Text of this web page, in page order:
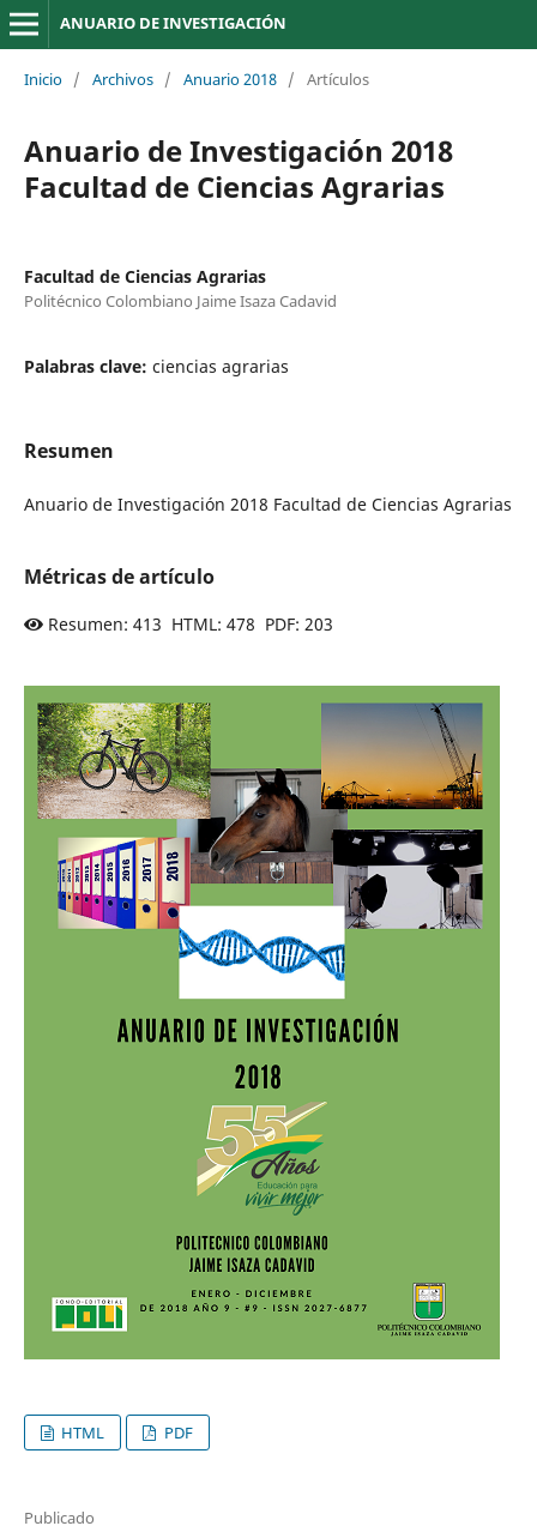
ANUARIO DE INVESTIGACIÓN
Inicio / Archivos / Anuario 2018 / Artículos
Anuario de Investigación 2018
Facultad de Ciencias Agrarias
Facultad de Ciencias Agrarias
Politécnico Colombiano Jaime Isaza Cadavid
Palabras clave: ciencias agrarias
Resumen
Anuario de Investigación 2018 Facultad de Ciencias Agrarias
Métricas de artículo
Resumen: 413 HTML: 478 PDF: 203
HTML PDF
Publicado